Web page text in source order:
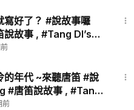
，也請在下方留言唷！別忘
笛說故事我們下次再見
CN/video/1i3c0l45pan5mx
寫好了？ #說故事囉
故事 , #Tang DI’s
之
的年代 ~來聽唐笛 #說
#傳統 ,#文化 #希望
前